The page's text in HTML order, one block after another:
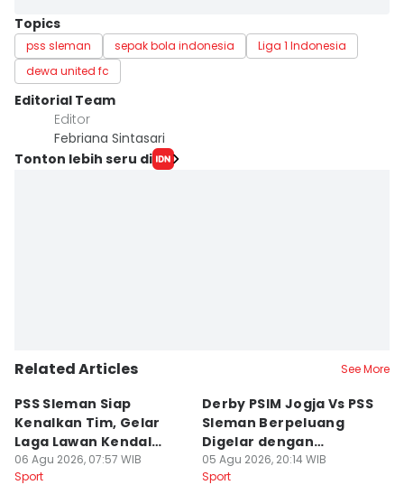
Topics
pss sleman sepak bola indonesia
Liga 1 Indonesia
dewa united fc
Editorial Team
Editor
Febriana Sintasari
Tonton lebih seru di
Related Articles See More
PSS Sleman Siap
Kenalkan Tim, Gelar
Laga Lawan Kendal
Tornado FC
06 Agu 2026, 07:57 WIB
Sport
Derby PSIM Jogja Vs PSS
Sleman Berpeluang
Digelar dengan
Penonton
05 Agu 2026, 20:14 WIB
Sport